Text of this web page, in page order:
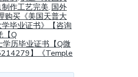
作工艺完美, 国外
购买《美国天普大
毕业证书》【咨询
【Q
历毕业证书【Q微
】《Temple